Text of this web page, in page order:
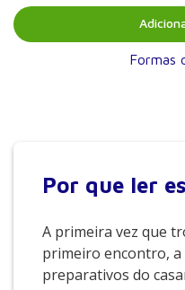
Formas
Por que ler
A primeira vez que
primeiro encontro, a
preparativos do